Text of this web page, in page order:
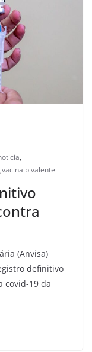
,
,vacina bivalente
(Anvisa)
definitivo
covid-19 da